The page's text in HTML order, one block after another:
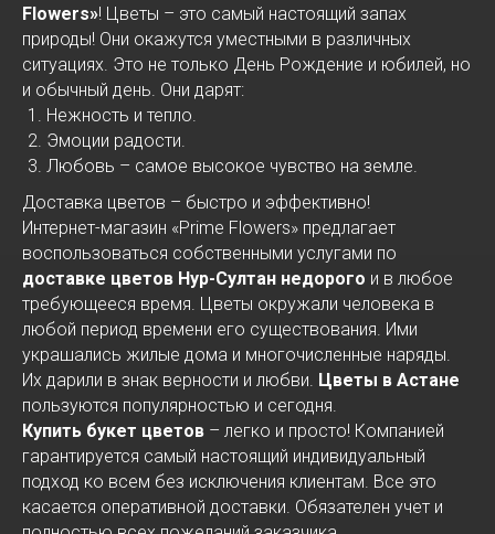
Flowers»! Цветы – это самый настоящий запах
природы! Они окажутся уместными в различных
ситуациях. Это не только День Рождение и юбилей, но
и обычный день. Они дарят:
Нежность и тепло.
Эмоции радости.
Любовь – самое высокое чувство на земле.
Доставка цветов – быстро и эффективно!
Интернет-магазин «Prime Flowers» предлагает
воспользоваться собственными услугами по
доставке цветов Нур-Султан недорого и в любое
требующееся время. Цветы окружали человека в
любой период времени его существования. Ими
украшались жилые дома и многочисленные наряды.
Их дарили в знак верности и любви. Цветы в Астане
пользуются популярностью и сегодня.
Купить букет цветов – легко и просто! Компанией
гарантируется самый настоящий индивидуальный
подход ко всем без исключения клиентам. Все это
касается оперативной доставки. Обязателен учет и